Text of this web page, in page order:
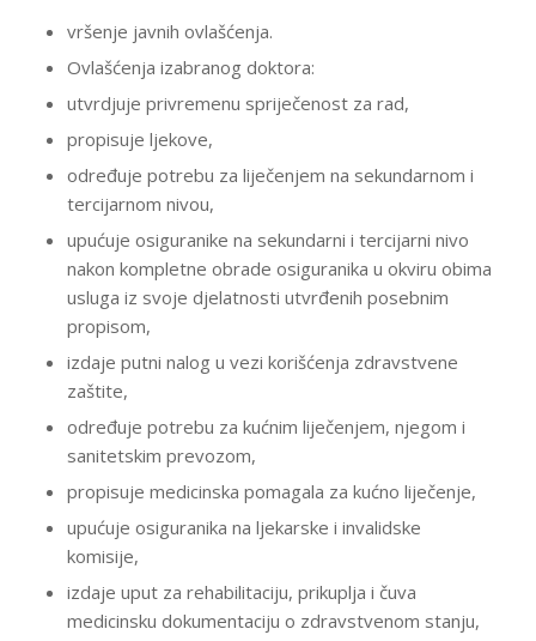
vršenje javnih ovlašćenja.
Ovlašćenja izabranog doktora:
utvrdjuje privremenu spriječenost za rad,
propisuje ljekove,
određuje potrebu za liječenjem na sekundarnom i
tercijarnom nivou,
upućuje osiguranike na sekundarni i tercijarni nivo
nakon kompletne obrade osiguranika u okviru obima
usluga iz svoje djelatnosti utvrđenih posebnim
propisom,
izdaje putni nalog u vezi korišćenja zdravstvene
zaštite,
određuje potrebu za kućnim liječenjem, njegom i
sanitetskim prevozom,
propisuje medicinska pomagala za kućno liječenje,
upućuje osiguranika na ljekarske i invalidske
komisije,
izdaje uput za rehabilitaciju, prikuplja i čuva
medicinsku dokumentaciju o zdravstvenom stanju,